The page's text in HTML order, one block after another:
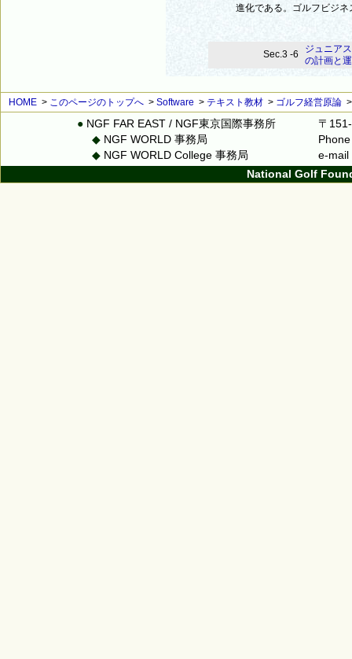
進化である。ゴルフビジ
Sec.3 -6
ジュニア
の計画と
HOME > このページのトップへ > Software > テキスト教材 > ゴルフ経営原論
● NGF FAR EAST / NGF東京国際事務所
〒
◆ NGF WORLD 事務局
◆ NGF WORLD College 事務局
e-
National Golf